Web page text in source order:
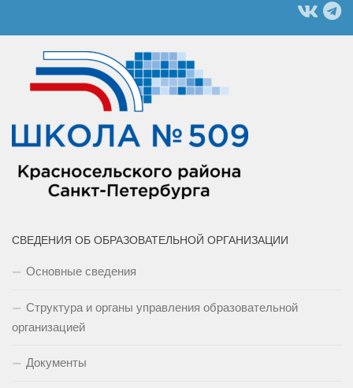
СВЕДЕНИЯ ОБ ОБРАЗОВАТЕЛЬНОЙ ОРГАНИЗАЦИИ
Основные сведения
Структура и органы управления образовательной
организацией
Документы